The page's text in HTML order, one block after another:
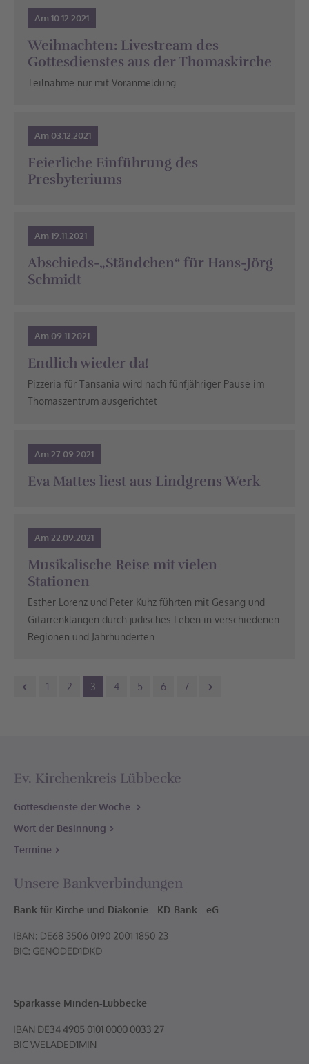
Am 10.12.2021
Weihnachten: Livestream des
Gottesdienstes aus der Thomaskirche
Teilnahme nur mit Voranmeldung
Am 03.12.2021
Feierliche Einführung des
Presbyteriums
Am 19.11.2021
Abschieds-„Ständchen“ für Hans-Jörg
Schmidt
Am 09.11.2021
Endlich wieder da!
Pizzeria für Tansania wird nach fünfjähriger Pause im
Thomaszentrum ausgerichtet
Am 27.09.2021
Eva Mattes liest aus Lindgrens Werk
Am 22.09.2021
Musikalische Reise mit vielen
Stationen
Esther Lorenz und Peter Kuhz führten mit Gesang und
Gitarrenklängen durch jüdisches Leben in verschiedenen
Regionen und Jahrhunderten
1 2 3 4 5 6 7
Ev. Kirchenkreis Lübbecke
Gottesdienste der Woche
Wort der Besinnung
Termine
Unsere Bankverbindungen
Bank für Kirche und Diakonie - KD-Bank - eG
Sparkasse Minden-Lübbecke